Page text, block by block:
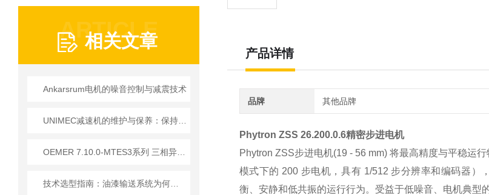
ARTICLE
相关文章
Ankarsrum电机的噪音控制与减震技术
产品详情
品牌 其他品牌
Phytron ZSS 26.200.0.6精密步进电机
Phytron ZSS步进电机(19 - 56 mm) 将最高精度与平稳运
模式下的 200 步电机，具有 1/512 步分辨率和编码器
衡、安静和低共振的运行行为。受益于低噪音、电机典型